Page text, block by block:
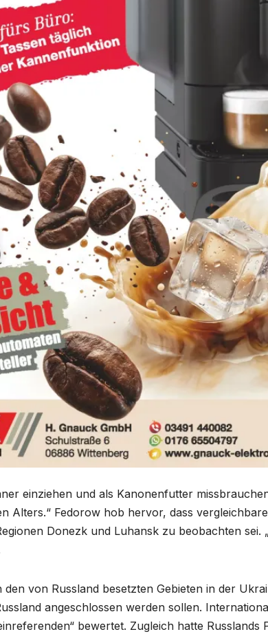
einziehen und als Kanonenfutter
Alters.“ Fedorow hob hervor, dass
Donezk und Luhansk zu beobachten sei.
den von Russland besetzten Gebieten in der
angeschlossen werden sollen.
bewertet. Zugleich hatte Russlands